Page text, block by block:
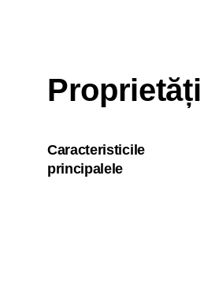
Proprietăți
Caracteristicile
principalele